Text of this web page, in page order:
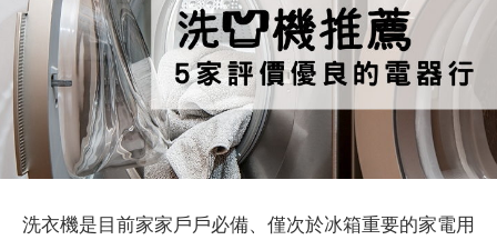
洗衣機是目前家家戶戶必備、僅次於冰箱重要的家電用